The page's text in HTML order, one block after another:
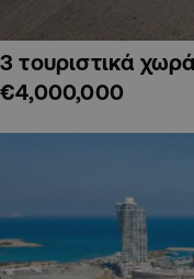
3 τουριστικά
€4,000,000